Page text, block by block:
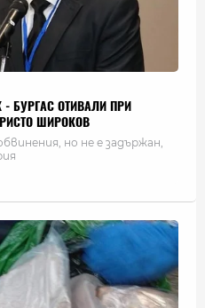
- БУРГАС ОТИВАЛИ ПРИ
ШИРОКОВ
но не е задържан,